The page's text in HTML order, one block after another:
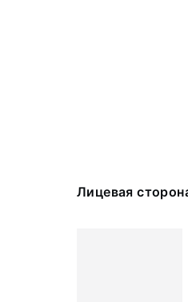
Лицевая